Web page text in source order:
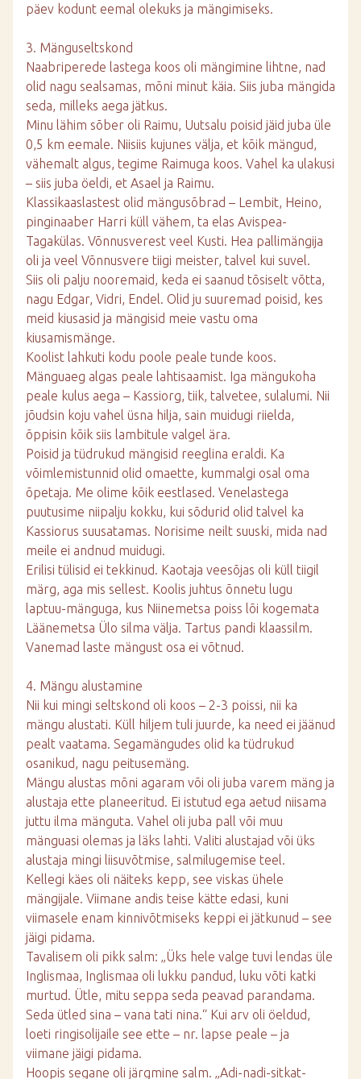
päev kodunt eemal olekuks ja mängimiseks.
3. Mänguseltskond
Naabriperede lastega koos oli mängimine lihtne, nad
olid nagu sealsamas, mõni minut käia. Siis juba mängida
seda, milleks aega jätkus.
Minu lähim sõber oli Raimu, Uutsalu poisid jäid juba üle
0,5 km eemale. Niisiis kujunes välja, et kõik mängud,
vähemalt algus, tegime Raimuga koos. Vahel ka ulakusi
– siis juba öeldi, et Asael ja Raimu.
Klassikaaslastest olid mängusõbrad – Lembit, Heino,
pinginaaber Harri küll vähem, ta elas Avispea-
Tagakülas. Võnnusverest veel Kusti. Hea pallimängija
oli ja veel Võnnusvere tiigi meister, talvel kui suvel.
Siis oli palju nooremaid, keda ei saanud tõsiselt võtta,
nagu Edgar, Vidri, Endel. Olid ju suuremad poisid, kes
meid kiusasid ja mängisid meie vastu oma
kiusamismänge.
Koolist lahkuti kodu poole peale tunde koos.
Mänguaeg algas peale lahtisaamist. Iga mängukoha
peale kulus aega – Kassiorg, tiik, talvetee, sulalumi. Nii
jõudsin koju vahel üsna hilja, sain muidugi riielda,
õppisin kõik siis lambitule valgel ära.
Poisid ja tüdrukud mängisid reeglina eraldi. Ka
võimlemistunnid olid omaette, kummalgi osal oma
õpetaja. Me olime kõik eestlased. Venelastega
puutusime niipalju kokku, kui sõdurid olid talvel ka
Kassiorus suusatamas. Norisime neilt suuski, mida nad
meile ei andnud muidugi.
Erilisi tülisid ei tekkinud. Kaotaja veesõjas oli küll tiigil
märg, aga mis sellest. Koolis juhtus õnnetu lugu
laptuu-mänguga, kus Niinemetsa poiss lõi kogemata
Läänemetsa Ülo silma välja. Tartus pandi klaassilm.
Vanemad laste mängust osa ei võtnud.
4. Mängu alustamine
Nii kui mingi seltskond oli koos – 2-3 poissi, nii ka
mängu alustati. Küll hiljem tuli juurde, ka need ei jäänud
pealt vaatama. Segamängudes olid ka tüdrukud
osanikud, nagu peitusemäng.
Mängu alustas mõni agaram või oli juba varem mäng ja
alustaja ette planeeritud. Ei istutud ega aetud niisama
juttu ilma mänguta. Vahel oli juba pall või muu
mänguasi olemas ja läks lahti. Valiti alustajad või üks
alustaja mingi liisuvõtmise, salmilugemise teel.
Kellegi käes oli näiteks kepp, see viskas ühele
mängijale. Viimane andis teise kätte edasi, kuni
viimasele enam kinnivõtmiseks keppi ei jätkunud – see
jäigi pidama.
Tavalisem oli pikk salm: „Üks hele valge tuvi lendas üle
Inglismaa, Inglismaa oli lukku pandud, luku võti katki
murtud. Ütle, mitu seppa seda peavad parandama.
Seda ütled sina – vana tati nina.“ Kui arv oli öeldud,
loeti ringisolijaile see ette – nr. lapse peale – ja
viimane jäigi pidama.
Hoopis segane oli järgmine salm. „Adi-nadi-sitkat-